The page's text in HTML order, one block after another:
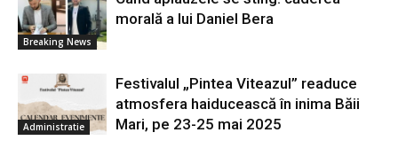
Breaking News
morală a lui Daniel Bera
Administratie
Festivalul „Pintea Viteazul” readuce
atmosfera haiducească în inima Băii
Mari, pe 23-25 mai 2025